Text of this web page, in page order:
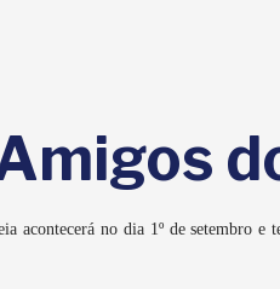
acontecerá no dia 1º de setembro e